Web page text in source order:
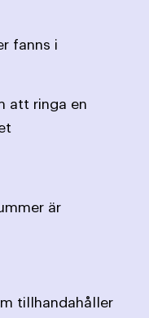
fanns i
att ringa en
är
tillhandahåller